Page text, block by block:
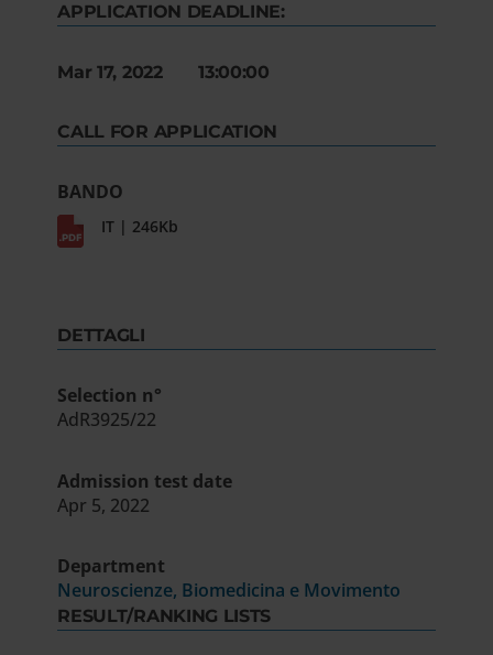
APPLICATION DEADLINE:
Mar 17, 2022 13:00:00
CALL FOR APPLICATION
BANDO
IT | 246Kb
DETTAGLI
Selection n°
AdR3925/22
Admission test date
Apr 5, 2022
Department
Neuroscienze, Biomedicina e Movimento
RESULT/RANKING LISTS